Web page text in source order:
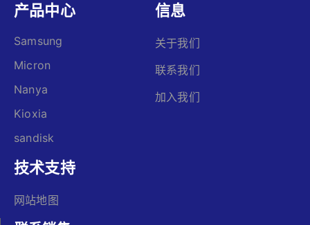
产品中心
Samsung
Micron
Nanya
Kioxia
sandisk
信息
关于我们
联系我们
加入我们
技术支持
网站地图